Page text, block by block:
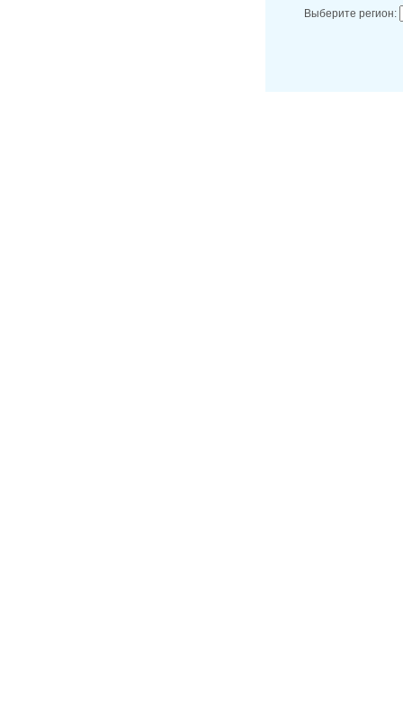
Выберите регион: